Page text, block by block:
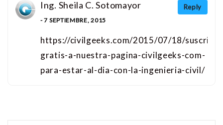
Reply
Ing. Sheila C. Sotomayor
- 7 SEPTIEMBRE, 2015
https://civilgeeks.com/2015/07/18/
gratis-a-nuestra-pagina-civilgeeks-com-
para-estar-al-dia-con-la-ingenieria-civil/